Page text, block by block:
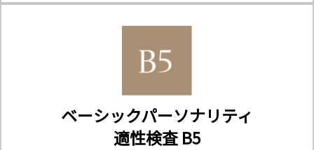
ベーシックパーソナリティ
適性検査 B5